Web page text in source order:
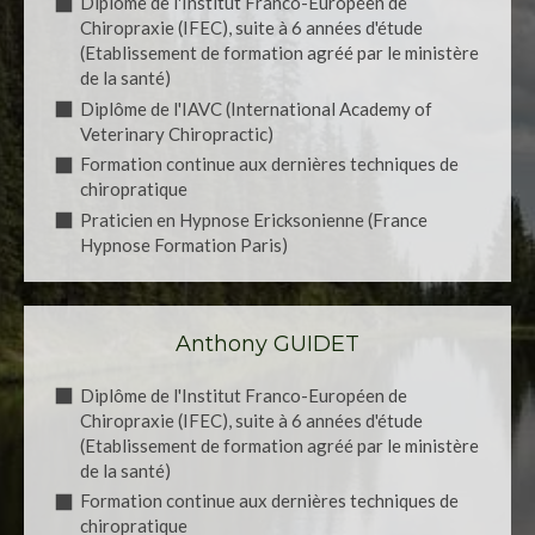
Chiropraxie (IFEC), suite à 6 années d'étude
(Etablissement de formation agréé par le ministère
de la santé)
Diplôme de l'IAVC (International Academy of
Veterinary Chiropractic)
Formation continue aux dernières techniques de
chiropratique
Praticien en Hypnose Ericksonienne (France
Hypnose Formation Paris)
Anthony GUIDET
Diplôme de l'Institut Franco-Européen de
Chiropraxie (IFEC), suite à 6 années d'étude
(Etablissement de formation agréé par le ministère
de la santé)
Formation continue aux dernières techniques de
chiropratique